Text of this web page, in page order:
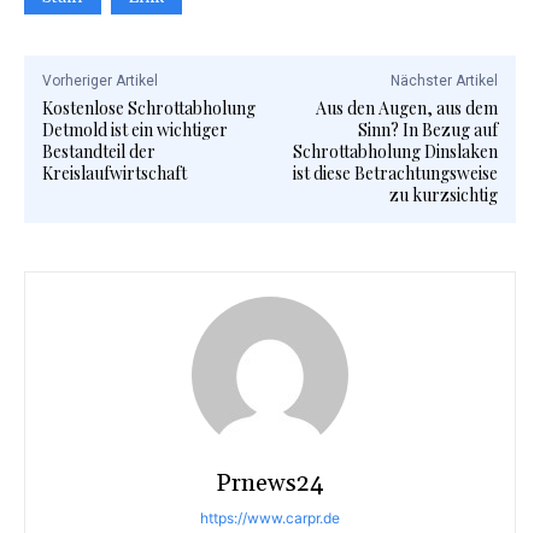
Vorheriger Artikel
Kostenlose Schrottabholung
Detmold ist ein wichtiger
Bestandteil der
Kreislaufwirtschaft
Nächster Artikel
Aus den Augen, aus dem
Sinn? In Bezug auf
Schrottabholung Dinslaken
ist diese Betrachtungsweise
zu kurzsichtig
Prnews24
https://www.carpr.de